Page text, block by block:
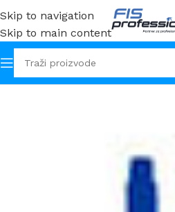
Skip to navigation
Skip to main content
Početna Oprema i pribor